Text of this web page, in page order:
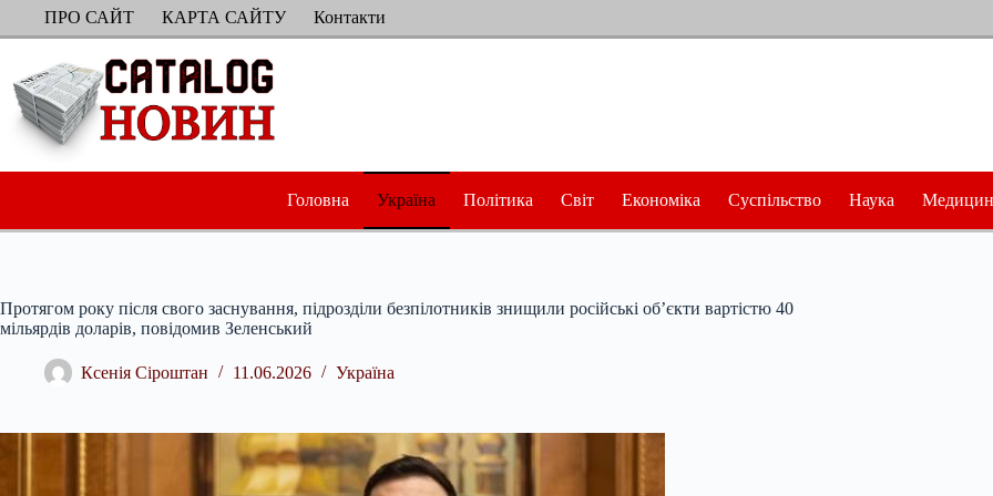
ПерейтиПРО САЙТ КАРТА САЙТУ Контакти
Головна Україна Політика Світ Економіка Суспільство Наука
Протягом року після свого заснування, підрозділи безпілотників знищили російські об’єкти вартістю 40
мільярдів доларів, повідомив Зеленський
Ксенія Сіроштан 11.06.2026 Україна